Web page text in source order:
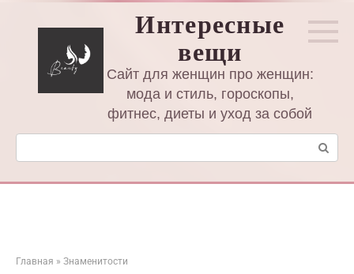
Интересные
вещи
Сайт для женщин про женщин:
мода и стиль, гороскопы,
фитнес, диеты и уход за собой
Поиск:
Главная » Знаменитости